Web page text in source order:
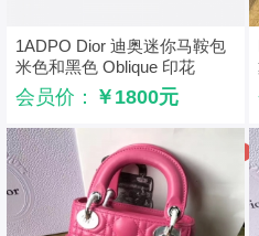
1ADPO Dior 迪奥迷你马鞍包
米色和黑色 Oblique 印花
会员价： ￥1800元